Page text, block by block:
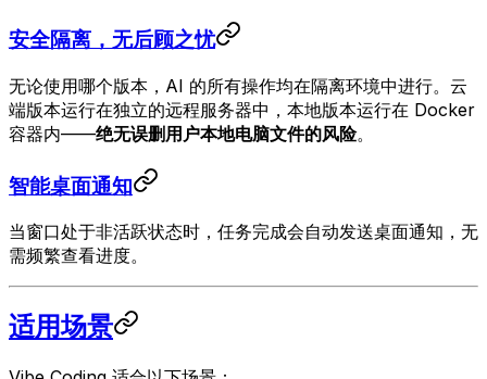
安全隔离，无后顾之忧
无论使用哪个版本，AI 的所有操作均在隔离环境中进行。云
端版本运行在独立的远程服务器中，本地版本运行在 Docker
容器内——绝无误删用户本地电脑文件的风险。
智能桌面通知
当窗口处于非活跃状态时，任务完成会自动发送桌面通知，无
需频繁查看进度。
适用场景